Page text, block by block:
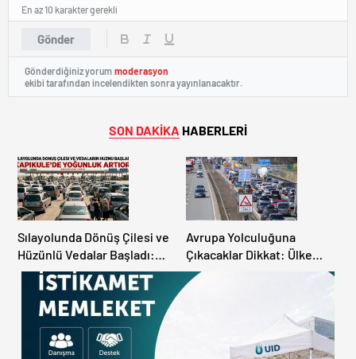
Gönder
En az 10 karakter gerekli
Gönderdiğiniz yorum moderasyon
ekibi tarafından incelendikten sonra yayınlanacaktır.
SON DAKİKA HABERLERİ
Sılayolunda Dönüş Çilesi ve
Hüzünlü Vedalar Başladı:
Kapıkule’de Yoğunluk
Artıyor!
Avrupa Yolculuğuna
Çıkacaklar Dikkat: Ülke
Ülke Güncel Trafik Kuralları,
Avrupa Otoyol Hız Limitleri